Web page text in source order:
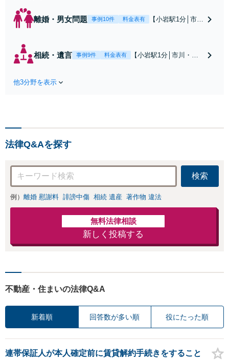
離婚・男女問題 事例10件 料金表有
【小岩駅1分│市
回避、裁判提起前
の和解、子の認知
相続・遺言 事例9件 料金表有
【小岩駅1分│市川・船
しい地域の皆さまも、
休日対応可】
他3分野を表示
法律Q&Aを探す
検索
例） 離婚 慰謝料 誹謗中傷 相続 遺産 著作物 違法
無料法律相談
新しく投稿する
不動産・住まいの法律Q&A
新着順 回答数が多い順 役にたった順
連帯保証人が本人確定前に賃貸解約手続きをすること